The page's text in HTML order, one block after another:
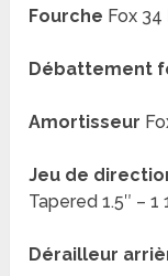
Fourche Fox
Débattement
Amortisseur
Jeu de
Tapered 1.5″ – 1
Dérailleur